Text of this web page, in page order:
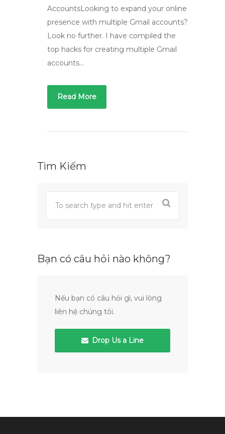
AccountsLooking to expand your online
presence with multiple Gmail accounts?
Look no further. I have compiled the
top hacks for creating multiple Gmail
accounts…
Read More
Tìm Kiếm
Bạn có câu hỏi nào không?
Nếu bạn có câu hỏi gì, vui lòng
liên hệ chúng tôi.
Drop Us a Line